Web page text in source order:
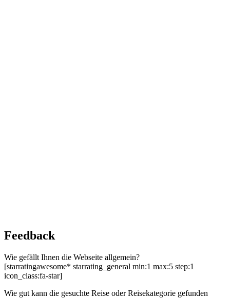
Feedback
Wie gefällt Ihnen die Webseite allgemein?
[starratingawesome* starrating_general min:1 max:5 step:1
icon_class:fa-star]
Wie gut kann die gesuchte Reise oder Reisekategorie gefunden